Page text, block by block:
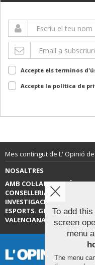
Accepte els terminos
Accepte la política de
Mes contingut de L' Opinió
NOSALTRES
AMB COL·LABORACIÓ DE LA
CONSELLERIA D’EDUCACIÓ,
INVESTIGACIÓ, CULTURA I
ESPORTS. GENERALITAT
VALENCIANA.
To add
screen
menu
The menu
Aviso
lista de